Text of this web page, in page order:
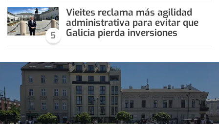
5
Vieites reclama más agilidad
administrativa para evitar que
Galicia pierda inversiones